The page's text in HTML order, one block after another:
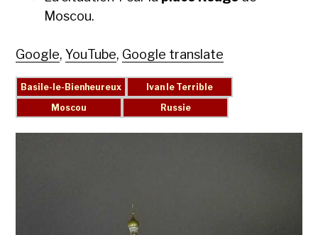
Moscou.
Google,YouTube, Google translate